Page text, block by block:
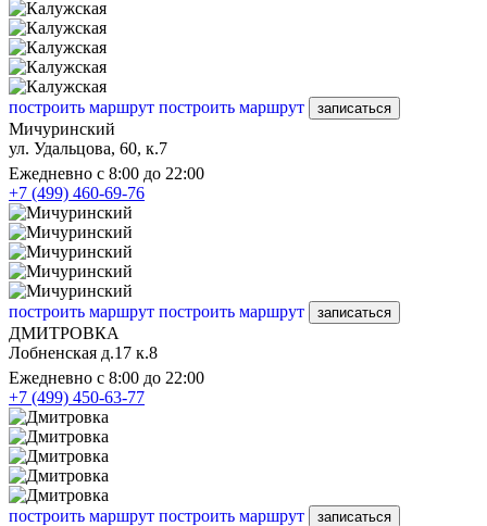
построить маршрут построить маршрут записаться
Мичуринский
ул. Удальцова, 60, к.7
Ежедневно с 8:00 до 22:00
+7 (499) 460-69-76
построить маршрут построить маршрут записаться
ДМИТРОВКА
Лобненская д.17 к.8
Ежедневно с 8:00 до 22:00
+7 (499) 450-63-77
построить маршрут построить маршрут записаться